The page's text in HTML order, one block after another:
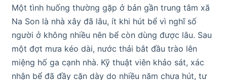
Một tình huống thường gặp ở bản gần trung tâm xã
Na Son là nhà xây đã lâu, ít khi hút bể vì nghĩ số
người ở không nhiều nên bể còn dùng được lâu. Sau
một đợt mưa kéo dài, nước thải bắt đầu trào lên
miệng hố ga cạnh nhà. Kỹ thuật viên khảo sát, xác
nhận bể đã đầy cặn dày do nhiều năm chưa hút, tư